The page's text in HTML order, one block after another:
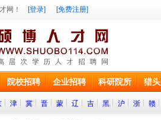
网！ [登录] [免费注册]
院校招聘 企业招聘 科研院所 猎
津 冀 晋 蒙 辽 吉 黑 沪 浙 赣